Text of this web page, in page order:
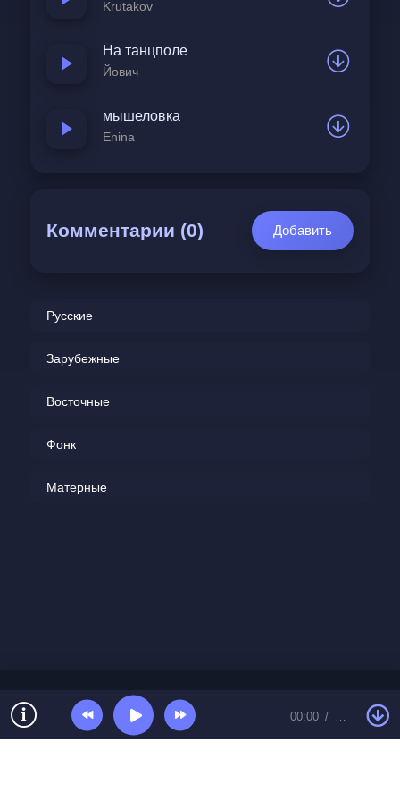
Krutakov
На танцполе
Йович
мышеловка
Enina
Комментарии (0) Добавить
Русские
Зарубежные
Восточные
Фонк
Матерные
00:00